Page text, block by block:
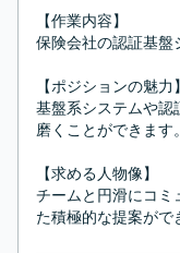
【作業内容】
保険会社の認証基盤
【ポジションの魅力】
基盤系システムや認
磨くことができます。
【求める人物像】
チームと円滑にコミ
た積極的な提案がで